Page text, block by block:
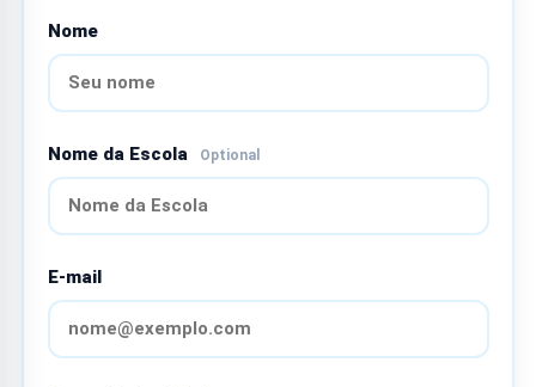
Nome
Nome da Escola Optional
E-mail